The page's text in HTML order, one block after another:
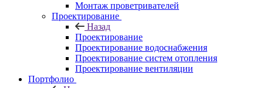
Монтаж проветривателей
Проектирование
Назад
Проектирование
Проектирование водоснабжения
Проектирование систем отопления
Проектирование вентиляции
Портфолио